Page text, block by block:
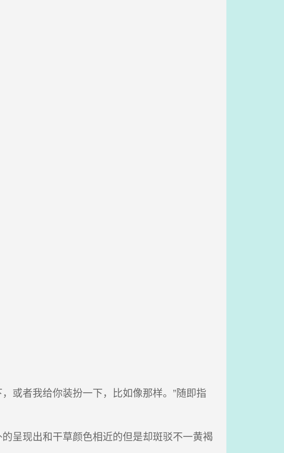
或者我给你装扮一下，比如像那样。”随即指
呈现出和干草颜色相近的但是却斑驳不一黄褐